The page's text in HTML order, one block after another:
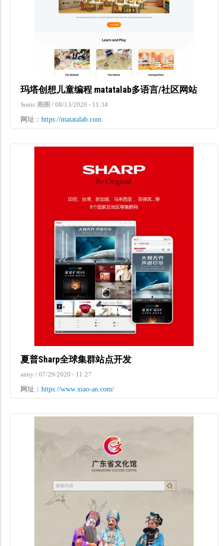
玛塔创想儿童编程 matatalab多语言/社区网站
Sonic 圈圈 / 08/13/2020 - 11:34
网址： https://matatalab.com
夏普Sharp全球集群站点开发
anny / 07/29/2020 - 11:27
网址： https://www.xiao-an.com/